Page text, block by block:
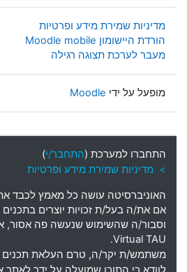
מדיניות שמירת מידע ופרטיות
הורדת היישומון Moodle mobile
מעבר לערכת תצוגה רגילה
מופעל על ידי Moodle
התחברו למערכת (התחבר/י)
> מדיניות שמירת מידע ופרטיות
האוניברסיטה עושה כל מאמץ לכבד את
אם את/ה בעל/ת זכויות יוצרים
וסבור/ה שהשימוש שנעשה פה אסור,
Virtual TAU.
משתמש/ת יקר/ה, טרם העלאת תכנים